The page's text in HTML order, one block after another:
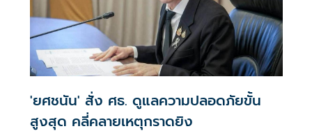
'ยศชนัน' สั่ง ศธ. ดูแลความปลอดภัยขั้น
สูงสุด คลี่คลายเหตุกราดยิง